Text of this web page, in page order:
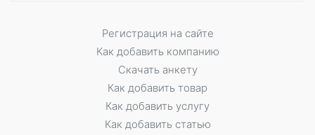
Регистрация на сайте
Как добавить компанию
Скачать анкету
Как добавить товар
Как добавить услугу
Как добавить статью